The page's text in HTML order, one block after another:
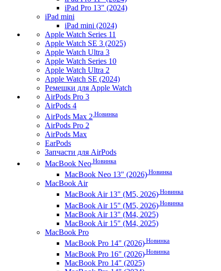
iPad Pro 13" (2024)
iPad mini
iPad mini (2024)
Apple Watch Series 11
Apple Watch SE 3 (2025)
Apple Watch Ultra 3
Apple Watch Series 10
Apple Watch Ultra 2
Apple Watch SE (2024)
Ремешки для Apple Watch
AirPods Pro 3
AirPods 4
AirPods Max 2 Новинка
AirPods Pro 2
AirPods Max
EarPods
Запчасти для AirPods
MacBook Neo Новинка
MacBook Neo 13" (2026) Новинка
MacBook Air
MacBook Air 13" (M5, 2026) Новинка
MacBook Air 15" (M5, 2026) Новинка
MacBook Air 13" (M4, 2025)
MacBook Air 15" (M4, 2025)
MacBook Pro
MacBook Pro 14" (2026) Новинка
MacBook Pro 16" (2026) Новинка
MacBook Pro 14" (2025)